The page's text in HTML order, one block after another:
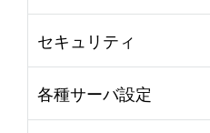
セキュリティ
各種サーバ設定